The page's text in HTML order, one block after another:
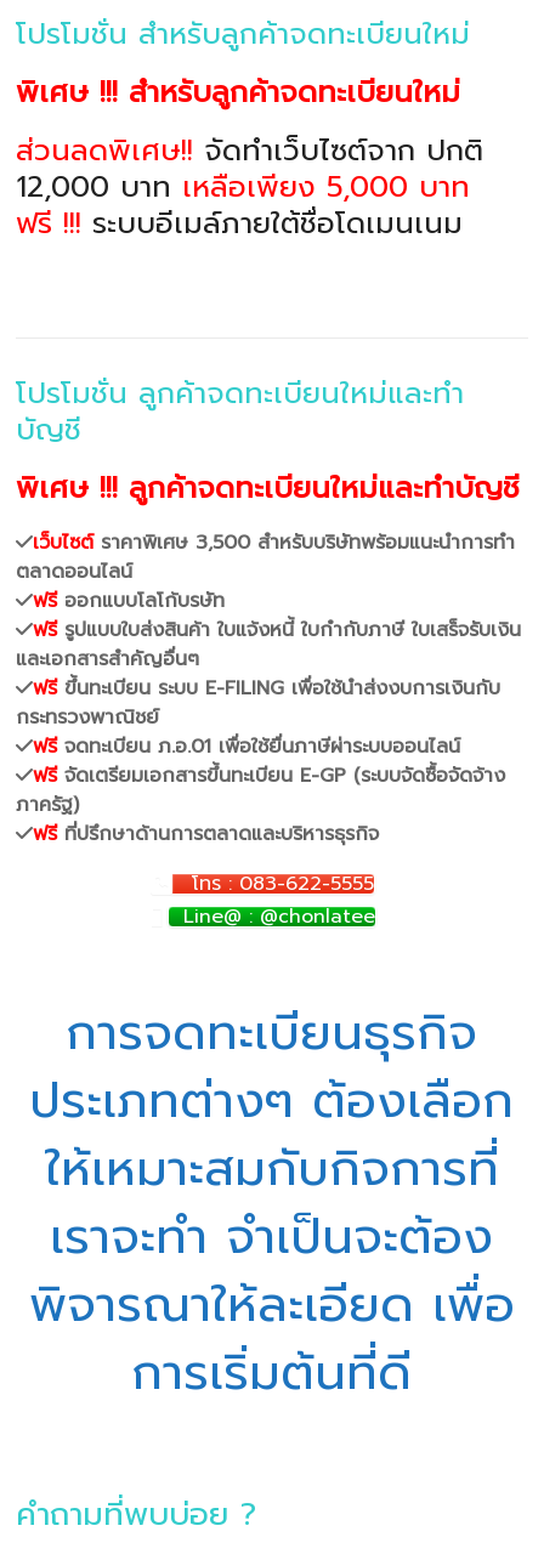
โปรโมชั่น สำหรับลูกค้าจดทะเบียนใหม่
พิเศษ !!! สำหรับลูกค้าจดทะเบียนใหม่
ส่วนลดพิเศษ!! จัดทำเว็บไซต์จาก ปกติ
12,000 บาท เหลือเพียง 5,000 บาท
ฟรี !!! ระบบอีเมล์ภายใต้ชื่อโดเมนเนม
โปรโมชั่น ลูกค้าจดทะเบียนใหม่และทำ
บัญชี
พิเศษ !!! ลูกค้าจดทะเบียนใหม่และทำบัญชี
เว็บไซต์ราคาพิเศษ 3,500 สำหรับบริษัทพร้อมแนะนำการทำ
ตลาดออนไลน์
ฟรีออกแบบโลโก้บรษัท
ฟรีรูปแบบใบส่งสินค้า ใบแจ้งหนี้ ใบกำกับภาษี ใบเสร็จรับเงิน
และเอกสารสำคัญอื่นๆ
ฟรีขึ้นทะเบียน ระบบ E-FILING เพื่อใช้นำส่งงบการเงินกับ
กระทรวงพาณิชย์
ฟรีจดทะเบียน ภ.อ.01 เพื่อใช้ยื่นภาษีผ่าระบบออนไลน์
ฟรีจัดเตรียมเอกสารขึ้นทะเบียน E-GP (ระบบจัดซื้อจัดจ้าง
ภาครัฐ)
ฟรีที่ปรึกษาด้านการตลาดและบริหารธุรกิจ
โทร : 083-622-5555
Line@ : @chonlatee
การจดทะเบียนธุรกิจ
ประเภทต่างๆ ต้องเลือก
ให้เหมาะสมกับกิจการที่
เราจะทำ จำเป็นจะต้อง
พิจารณาให้ละเอียด เพื่อ
การเริ่มต้นที่ดี
คำถามที่พบบ่อย ?